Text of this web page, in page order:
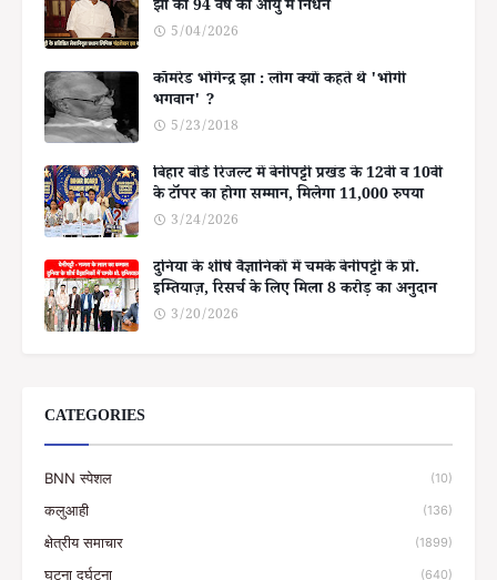
झा का 94 वर्ष की आयु में निधन
5/04/2026
कॉमरेड भोगेन्द्र झा : लोग क्यों कहते थे 'भोगी
भगवान' ?
5/23/2018
बिहार बोर्ड रिजल्ट में बेनीपट्टी प्रखंड के 12वीं व 10वीं
के टॉपर का होगा सम्मान, मिलेगा 11,000 रुपया
3/24/2026
दुनिया के शीर्ष वैज्ञानिकों में चमके बेनीपट्टी के प्रो.
इम्तियाज़, रिसर्च के लिए मिला 8 करोड़ का अनुदान
3/20/2026
CATEGORIES
BNN स्पेशल (10)
कलुआही (136)
क्षेत्रीय समाचार (1899)
घटना दुर्घटना (640)